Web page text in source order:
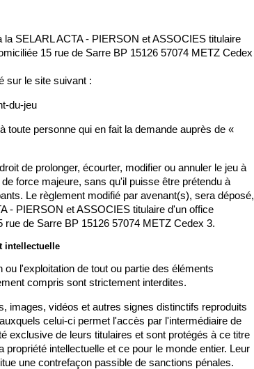
la SELARL ACTA - PIERSON et ASSOCIES titulaire
15 rue de Sarre BP 15126 57074 METZ Cedex
sur le site suivant :
du-jeu
toute personne qui en fait la demande auprès de «
de prolonger, écourter, modifier ou annuler le jeu à
force majeure, sans qu'il puisse être prétendu à
Le règlement modifié par avenant(s), sera déposé,
- PIERSON et ASSOCIES titulaire d'un office
de Sarre BP 15126 57074 METZ Cedex 3.
intellectuelle
ou l'exploitation de tout ou partie des éléments
compris sont strictement interdites.
images, vidéos et autres signes distinctifs reproduits
celui-ci permet l'accès par l'intermédiaire de
exclusive de leurs titulaires et sont protégés à ce titre
propriété intellectuelle et ce pour le monde entier. Leur
une contrefaçon passible de sanctions pénales.